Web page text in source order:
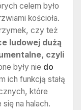
celem było
kościoła.
czy też
ludowej dużą
czyli
były nie do
ich funkcją stałą
które
na halach.